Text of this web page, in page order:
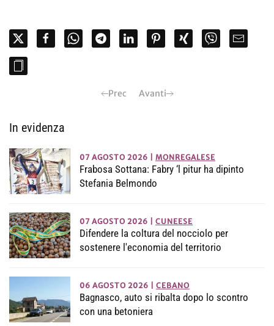
Prec Avanti
In evidenza
07 AGOSTO 2026 MONREGALESE
Frabosa Sottana: Fabry ‘l pitur ha dipinto
Stefania Belmondo
07 AGOSTO 2026 CUNEESE
Difendere la coltura del nocciolo per
sostenere l'economia del territorio
06 AGOSTO 2026 CEBANO
Bagnasco, auto si ribalta dopo lo scontro
con una betoniera